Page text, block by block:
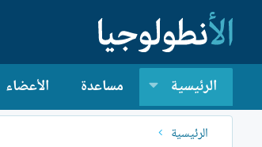
الرئيسية مساعدة الأعضاء
الرئيسية